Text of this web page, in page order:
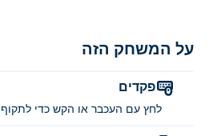
איך לשחק את Roar Rampage?
מי יצר את Roar Rampage?
על המשחק הזה
פקדים
לחץ עם העכבר או הקש כדי לתקוף